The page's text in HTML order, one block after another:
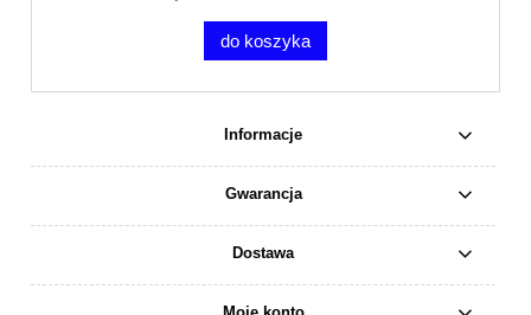
do koszyka
Informacje
Gwarancja
Dostawa